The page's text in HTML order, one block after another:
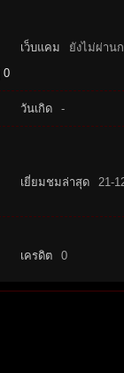
เว็บแคม
ยังไม่ผ่าน
0
วันเกิด -
เยี่ยมชมล่าสุด
21-
เครดิต 0